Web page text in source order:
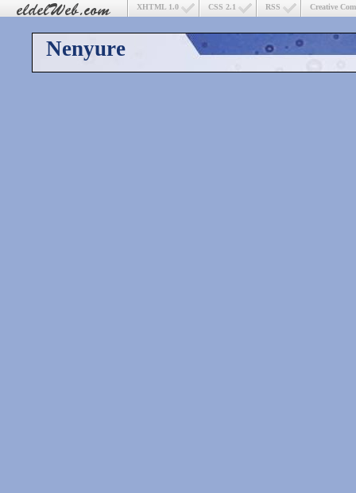
Creative
RSS
CSS 2.1
XHTML 1.0
Nenyure